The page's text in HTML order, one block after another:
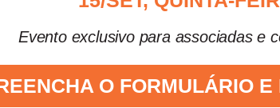
Evento exclusivo para associadas e
O FORMULÁRIO E